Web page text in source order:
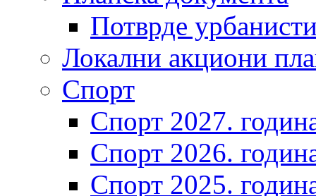
Потврде
Локални акциони
Спорт
Спорт 2027.
Спорт 2026.
Спорт 2025.